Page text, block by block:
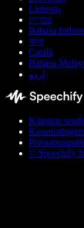
Lietuvių
עברית
Bahasa
বাংলা
Català
Bahasa
اردو
Küpsiste
© Speechify